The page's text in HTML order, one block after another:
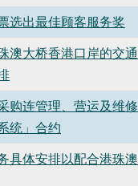
选出最佳顾客服务奖
澳大桥香港口岸的交通
购连管理、营运及维修
统」合约
具体安排以配合港珠澳